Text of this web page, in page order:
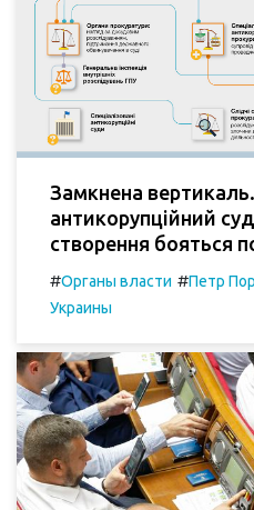
Замкнена
антикорупційний
створення бояться
#Органы власти #Петр
Украины